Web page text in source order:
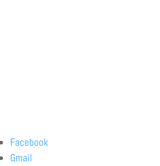
Facebook
Gmail